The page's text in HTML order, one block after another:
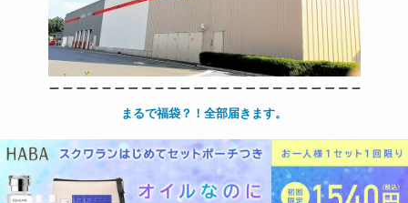
まるで福袋？！全部届きます。